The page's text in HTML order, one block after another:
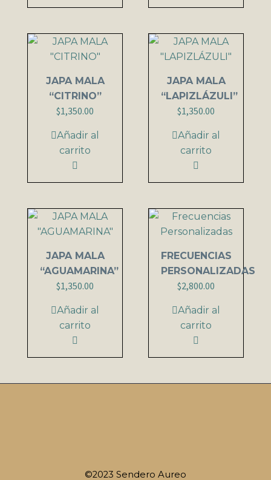
JAPA MALA
“CITRINO”
$1,350.00
Añadir al
carrito
JAPA MALA
“LAPIZLÁZULI”
$1,350.00
Añadir al
carrito
JAPA MALA
“AGUAMARINA”
$1,350.00
Añadir al
carrito
FRECUENCIAS
PERSONALIZADAS
$2,800.00
Añadir al
carrito
©2023 Sendero Aureo